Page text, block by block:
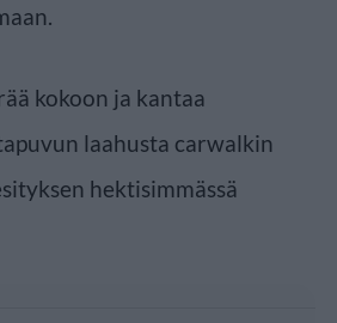
kokoon ja kantaa
laahusta carwalkin
hektisimmässä